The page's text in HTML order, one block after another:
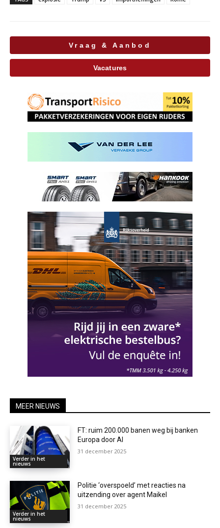
Vraag & Aanbod
Vacatures
MEER NIEUWS
Verder in het
nieuws
FT: ruim 200.000 banen weg bij banken
Europa door AI
31 december 2025
Verder in het
nieuws
Politie ‘overspoeld’ met reacties na
uitzending over agent Maikel
31 december 2025